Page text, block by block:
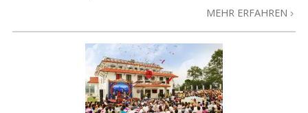
MEHR ERFAHREN